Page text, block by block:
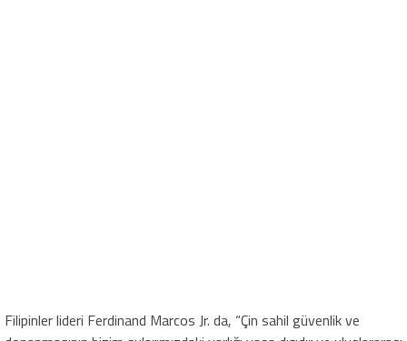
Filipinler lideri Ferdinand Marcos Jr. da, “Çin sahil güvenlik ve